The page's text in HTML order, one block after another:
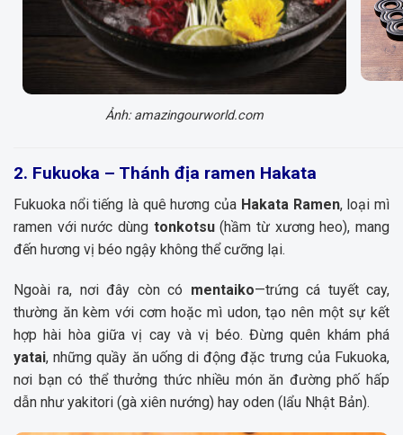
Ảnh: amazingourworld.com
2. Fukuoka – Thánh địa ramen Hakata
Fukuoka nổi tiếng là quê hương của Hakata Ramen, loại mì
ramen với nước dùng tonkotsu(hầm từ xương heo), mang
đến hương vị béo ngậy không thể cưỡng lại.
Ngoài ra, nơi đây còn có mentaiko—trứng cá tuyết cay,
thường ăn kèm với cơm hoặc mì udon, tạo nên một sự kết
hợp hài hòa giữa vị cay và vị béo. Đừng quên khám phá
yatai, những quầy ăn uống di động đặc trưng của Fukuoka,
nơi bạn có thể thưởng thức nhiều món ăn đường phố hấp
dẫn như yakitori (gà xiên nướng) hay oden (lẩu Nhật Bản).